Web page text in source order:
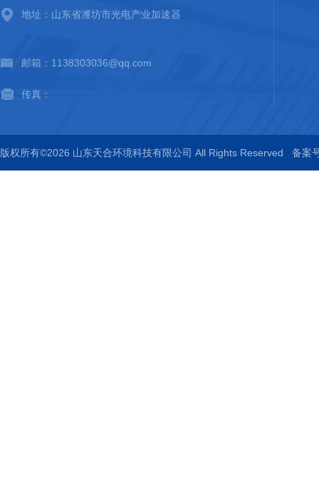
地址：山东省潍坊市光电产业加速器
邮箱：1138303036@qq.com
传真：
版权所有©2026 山东天合环境科技有限公司 All Rights Reserved 备案